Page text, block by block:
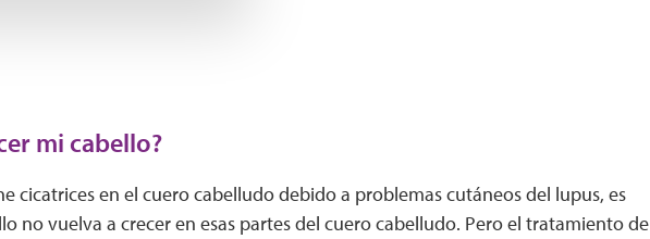
mi cabello?
cicatrices en el cuero cabelludo debido a problemas cutáneos del lupus, es
no vuelva a crecer en esas partes del cuero cabelludo. Pero el tratamiento de